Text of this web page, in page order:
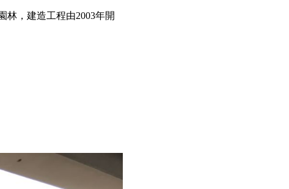
林，建造工程由2003年開